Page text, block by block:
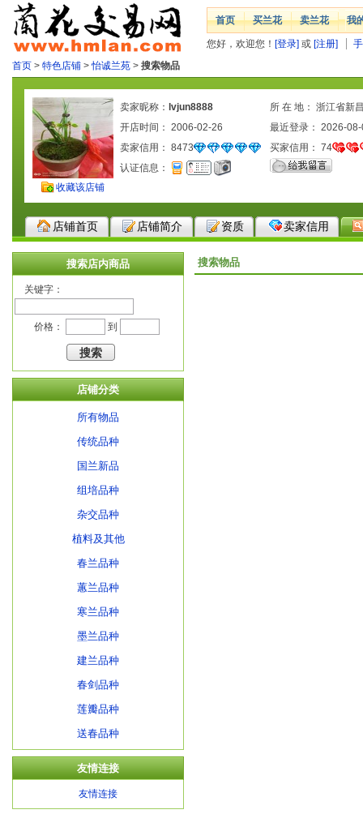
首页 买兰花 卖兰花 我
您好，欢迎您！ [登录] 或 [注册]
首页 > 特色店铺 >怡诚兰苑 > 搜索物品
收藏该店铺
卖家昵称： lvjun8888
所 在 地： 浙江省新
开店时间： 2006-02-26
最近登录： 2026-
卖家信用： 8473 买家信用： 74
认证信息：
店铺首页 店铺简介 资质 卖家信用
搜索店内商品
关键字：
价格： 到
店铺分类
所有物品
传统品种
国兰新品
组培品种
杂交品种
植料及其他
春兰品种
蕙兰品种
寒兰品种
墨兰品种
建兰品种
春剑品种
莲瓣品种
送春品种
友情连接
友情连接
搜索物品